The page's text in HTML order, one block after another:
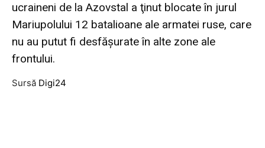
ucraineni de la Azovstal a ţinut blocate în jurul
Mariupolului 12 batalioane ale armatei ruse, care
nu au putut fi desfăşurate în alte zone ale
frontului.
Sursă Digi24